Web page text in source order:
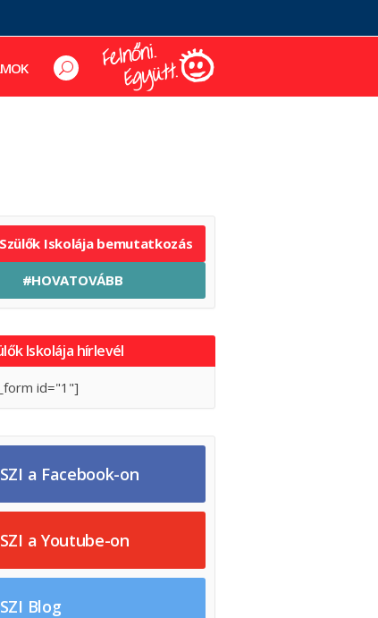
Iskolája bemutatkozás
#HOVATOVÁBB
Iskolája hírlevél
id="1"]
a Facebook-on
a Youtube-on
Blog